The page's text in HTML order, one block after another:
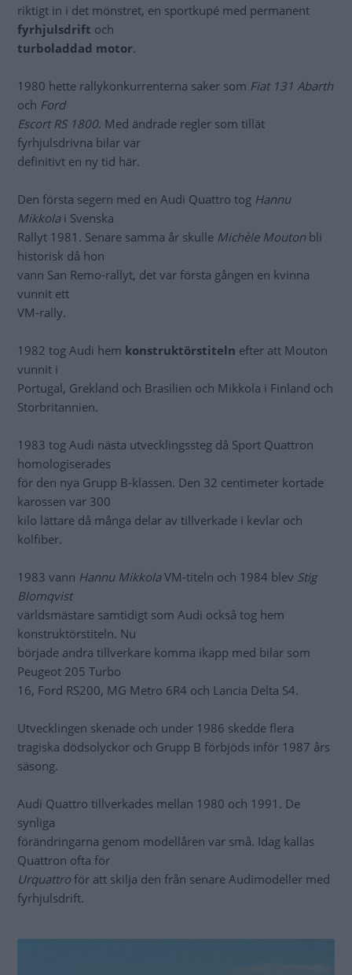
riktigt in i det mönstret, en sportkupé med permanent
fyrhjulsdrift och
turboladdad motor.
1980 hette rallykonkurrenterna saker som Fiat 131 Abarth
och Ford
Escort RS 1800. Med ändrade regler som tillät
fyrhjulsdrivna bilar var
definitivt en ny tid här.
Den första segern med en Audi Quattro tog Hannu
Mikkolai Svenska
Rallyt 1981. Senare samma år skulle Michèle Mouton bli
historisk då hon
vann San Remo-rallyt, det var första gången en kvinna
vunnit ett
VM-rally.
1982 tog Audi hem konstruktörstiteln efter att Mouton
vunnit i
Portugal, Grekland och Brasilien och Mikkola i Finland och
Storbritannien.
1983 tog Audi nästa utvecklingssteg då Sport Quattron
homologiserades
för den nya Grupp B-klassen. Den 32 centimeter kortade
karossen var 300
kilo lättare då många delar av tillverkade i kevlar och
kolfiber.
1983 vann Hannu MikkolaVM-titeln och 1984 blev Stig
Blomqvist
världsmästare samtidigt som Audi också tog hem
konstruktörstiteln. Nu
började andra tillverkare komma ikapp med bilar som
Peugeot 205 Turbo
16, Ford RS200, MG Metro 6R4 och Lancia Delta S4.
Utvecklingen skenade och under 1986 skedde flera
tragiska dödsolyckor och Grupp B förbjöds inför 1987 års
säsong.
Audi Quattro tillverkades mellan 1980 och 1991. De
synliga
förändringarna genom modellåren var små. Idag kallas
Quattron ofta för
Urquattro för att skilja den från senare Audimodeller med
fyrhjulsdrift.